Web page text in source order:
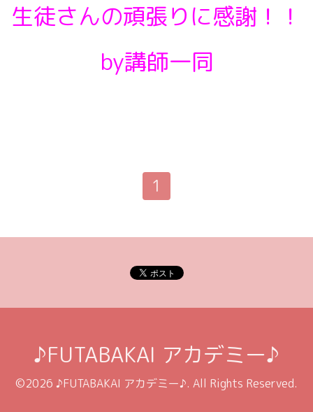
生徒さんの頑張りに感謝！！
by講師一同
1
♪FUTABAKAI アカデミー♪
©2026 ♪FUTABAKAI アカデミー♪. All Rights Reserved.